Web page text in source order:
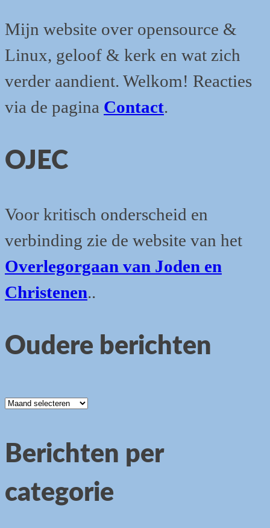
de
geit
Mijn website over opensource &
Linux, geloof & kerk en wat zich
verder aandient. Welkom! Reacties
via de pagina Contact.
OJEC
Voor kritisch onderscheid en
verbinding zie de website van het
Overlegorgaan van Joden en
Christenen..
Oudere berichten
Oudere
Berichten per
categorie